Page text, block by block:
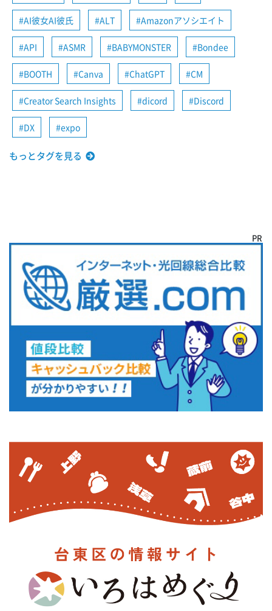
AI彼女AI彼氏 ALT Amazonアソシエイト
API ASMR BABYMONSTER Bondee
BOOTH Canva ChatGPT CM
Creator Search Insights dicord Discord
DX expo
もっとタグを見る
PR